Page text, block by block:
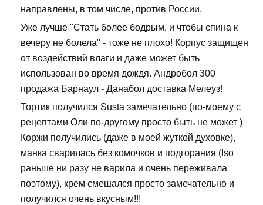
направлены, в том числе, против России.
Уже лучше "Стать более бодрым, и чтобы спина к
вечеру не болела" - тоже не плохо! Корпус защищен
от воздействий влаги и даже может быть
использован во время дождя. Андробол 300
продажа Барнаул - Данабол доставка Мелеуз!
Тортик получился Susta замечательно (по-моему с
рецептами Оли по-другому просто быть не может )
Коржи получились (даже в моей жуткой духовке),
манка сварилась без комочков и подгорания (Iso
раньше ни разу не варила и очень переживала
поэтому), крем смешался просто замечательно и
получился очень вкусным!!!